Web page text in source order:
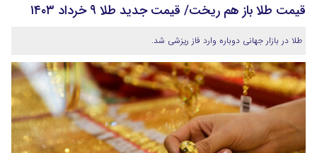
قیمت طلا باز هم ریخت/ قیمت جدید طلا ۹ خرداد ۱۴۰۳
طلا در بازار جهانی دوباره وارد فاز ریزشی شد.